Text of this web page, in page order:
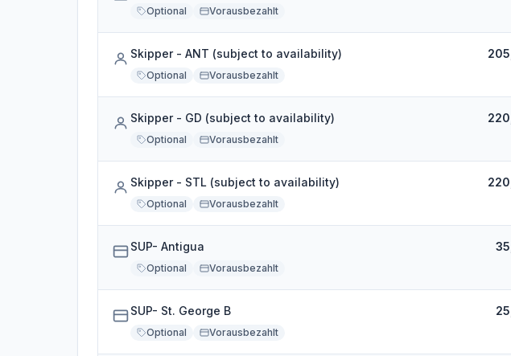
Optional Vorausbezahlt
Skipper - ANT (subject to availability)
Optional Vorausbezahlt
Skipper - GD (subject to availability)
Optional Vorausbezahlt
Skipper - STL (subject to availability)
Optional Vorausbezahlt
SUP- Antigua
Optional Vorausbezahlt
SUP- St. George B
Optional Vorausbezahlt